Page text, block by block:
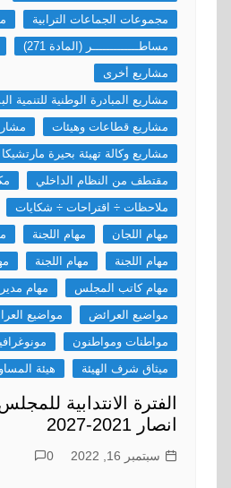
مجموعات الجماعات الترابية
مساطـــــــــــــر (المادة 271)
مشاريع أخرى
مشاريع المبادرة الوطنية للتنمية
مشاريع قطاعات وهيئات
مشاريع وكالة تهيئة بحيرة مارتشيكا
مقتطف من النظام الداخلي
ملاحظات ÷ اقتراحات ÷ شكايات
مهام اللجان
مهام اللجنة
مهام اللجنة
مهام اللجنة
مهام كاتب المجلس
مهام
مواضيع العرائض
مواضيع
مواطنات ومواطنون
ميثاق شرف الهيئة
هيئة
الفترة الانتدابية
انصار 2021-2027
سبتمبر 16, 2022 0